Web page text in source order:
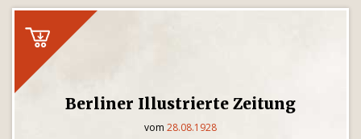
Berliner Illustrierte Zeitung
vom 28.08.1928